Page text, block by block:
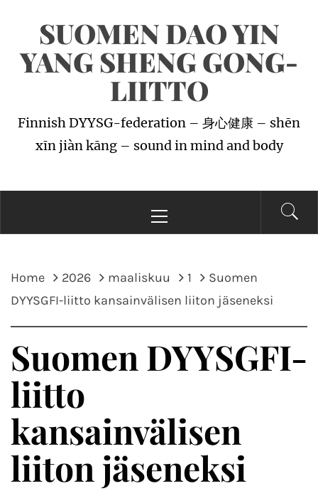
SUOMEN DAO YIN
YANG SHENG GONG-
LIITTO
Finnish DYYSG-federation – 身心健康 – shēn
xīn jiàn kāng – sound in mind and body
Menu
Home 2026 maaliskuu 1
Suomen
DYYSGFI-liitto kansainvälisen liiton jäseneksi
Suomen DYYSGFI-
liitto
kansainvälisen
liiton jäseneksi